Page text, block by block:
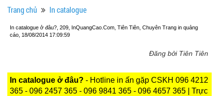
Trang chủ In catalogue
In catalogue ở đâu?, 209, InQuangCao.Com, Tiên Tiên, Chuyên Trang in quảng
cáo, 18/08/2014 17:09:59
Đăng bởi Tiên Tiên
In catalogue ở đâu? - Hotline in ấn gặp CSKH 096 4212
365 - 096 2457 365 - 096 9841 365 - 096 4657 365 | Trực